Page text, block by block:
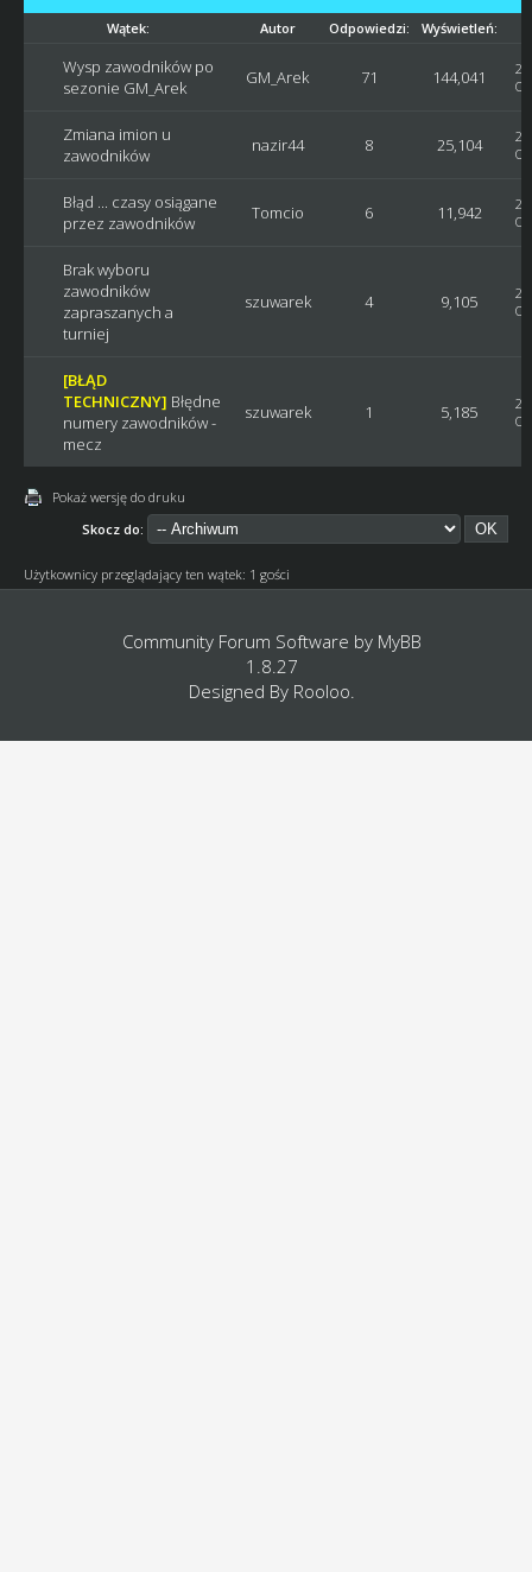
Wątek: Autor Odpowiedzi: Wyświetleń:
Wysp zawodników po
sezonie GM_Arek
GM_Arek 71 144,041
Zmiana imion u
zawodników
nazir44 8 25,104
Błąd ... czasy osiągane
przez zawodników
Tomcio 6 11,942
Brak wyboru
zawodników
zapraszanych a
turniej
szuwarek 4 9,105
[BŁĄD
TECHNICZNY] Błędne
numery zawodników -
mecz
szuwarek 1 5,185
Pokaż wersję do druku
Skocz do:
Użytkownicy przeglądający ten wątek: 1 gości
Community Forum Software by MyBB
1.8.27
Designed By Rooloo